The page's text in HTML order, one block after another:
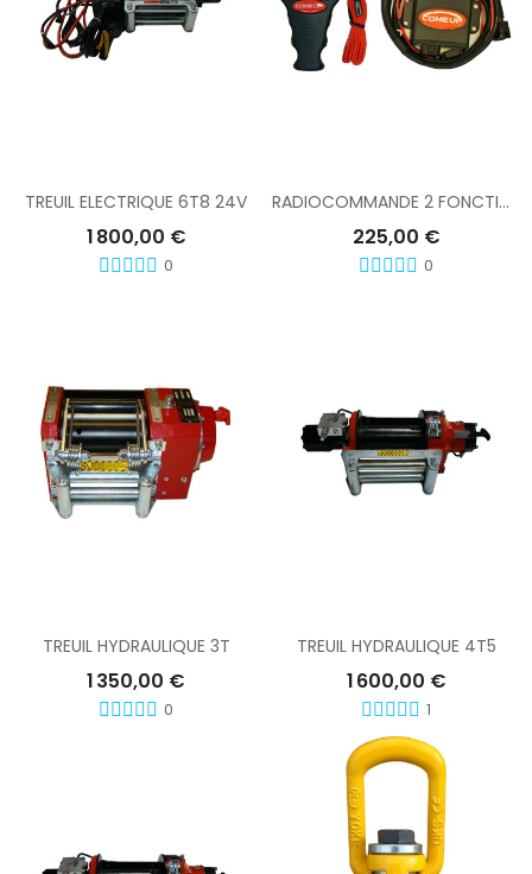
TREUIL ELECTRIQUE 6T8 24V
1 800,00 €
0
RADIOCOMMANDE 2 FONCTIONS COME UP
225,00 €
0
TREUIL HYDRAULIQUE 3T
1 350,00 €
0
TREUIL HYDRAULIQUE 4T5
1 600,00 €
1